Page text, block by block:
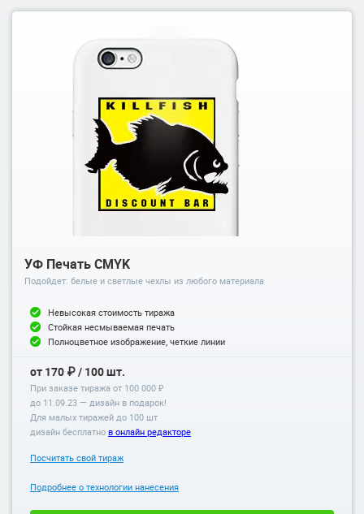
УФ Печать CMYK
Подойдет: белые и светлые чехлы из любого материала
Невысокая стоимость тиража
Стойкая несмываемая печать
Полноцветное изображение, четкие линии
от 170 ₽ / 100 шт.
При заказе тиража от 100 000 ₽
до 11.09.23 — дизайн в подарок!
Для малых тиражей до 100 шт
дизайн бесплатно в онлайн редакторе
Посчитать свой тираж
Подробнее о технологии нанесения